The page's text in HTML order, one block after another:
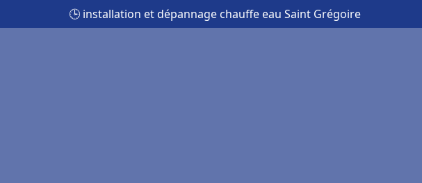
🕒 installation et dépannage chauffe eau Saint Grégoire